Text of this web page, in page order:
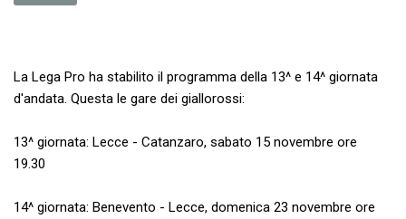
La Lega Pro ha stabilito il programma della 13^ e 14^ giornata
d'andata. Questa le gare dei giallorossi:
13^ giornata: Lecce - Catanzaro, sabato 15 novembre ore
19.30
14^ giornata: Benevento - Lecce, domenica 23 novembre ore